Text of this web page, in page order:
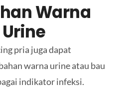
Warna
pria juga dapat
warna urine atau bau
indikator infeksi.